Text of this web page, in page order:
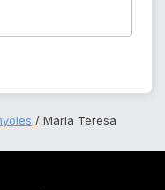
Maria Teresa